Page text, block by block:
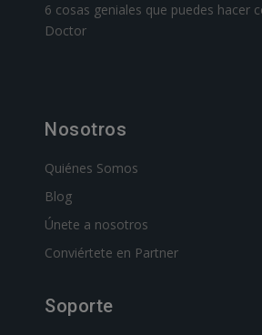
6 cosas geniales que puedes hacer
Doctor
Nosotros
Quiénes Somos
Blog
Únete a nosotros
Conviértete en Partner
Soporte